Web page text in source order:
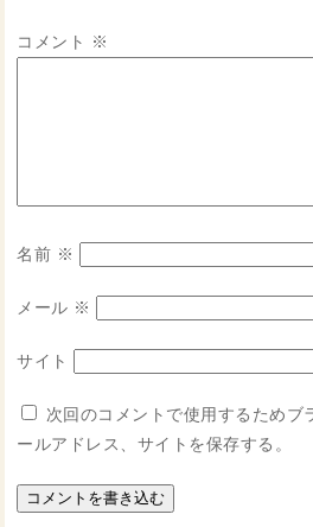
コメント ※
名前 ※
メール ※
サイト
次回のコメントで使用するためブ
ールアドレス、サイトを保存する。